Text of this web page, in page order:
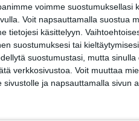
voimme suostumuksellasi
Voit napsauttamalla suostua
tietojesi käsittelyyn.
suostumuksesi tai
suostumustasi, mutta
verkkosivustoa. Voit muuttaa
sivustolle ja napsauttamalla sivun
POIMITUT PALAT